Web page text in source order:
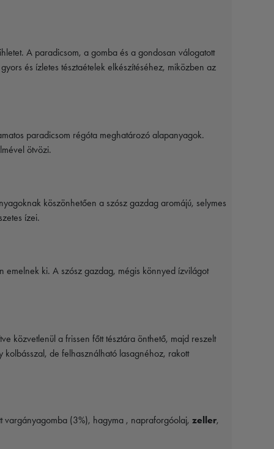
A paradicsom, a gomba és a gondosan válogatott
és ízletes tésztaételek elkészítéséhez, miközben az
paradicsom régóta meghatározó alapanyagok.
ötvözi.
köszönhetően a szósz gazdag aromájú, selymes
ízei.
emelnek ki. A szósz gazdag, mégis könnyed ízvilágot
közvetlenül a frissen főtt tésztára önthető, majd reszelt
kolbásszal, de felhasználható lasagnéhoz, rakott
vargányagomba (3%), hagyma , napraforgóolaj, zeller,